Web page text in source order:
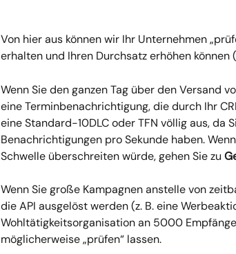
Von hier aus können wir Ihr Unternehmen
erhalten und Ihren Durchsatz erhöhen können
Wenn Sie den ganzen Tag über den Versand
eine Terminbenachrichtigung, die durch Ihr
eine Standard-10DLC oder TFN völlig aus, da
Benachrichtigungen pro Sekunde haben.
Schwelle überschreiten würde, gehen Sie zu
Wenn Sie große Kampagnen anstelle von
die API ausgelöst werden (z. B. eine
Wohltätigkeitsorganisation an 5000
möglicherweise „prüfen“ lassen.